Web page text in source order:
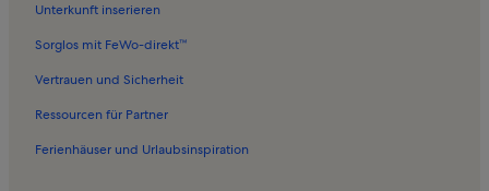
Ferienwohnungen in Moosbahn
Ferienwohnungen in Serfaus-Fiss-Ladis
Ferienwohnungen in Königsleithebahn
Unterkunft inserieren
Sorglos mit FeWo-direkt™
Vertrauen und Sicherheit
Ressourcen für Partner
Ferienhäuser und Urlaubsinspiration